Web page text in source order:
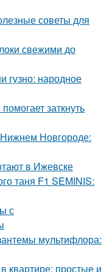
советы для
свежими до
гузно: народное
заткнуть
Новгороде:
в Ижевске
таня F1 SEMINIS:
с
мультифлора:
квартире: простые и